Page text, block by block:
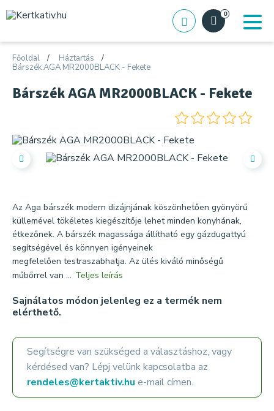
0
Főoldal
Háztartás
Bárszék AGA MR2000BLACK - Fekete
Bárszék AGA MR2000BLACK - Fekete
Az Aga bárszék modern dizájnjának köszönhetően gyönyörű
küllemével tökéletes kiegészítője lehet minden konyhának,
étkezőnek. A bárszék magassága állítható egy gázdugattyú
segítségével és könnyen igényeinek
megfelelően testraszabhatja. Az ülés kiváló minőségű
műbőrrel van ... Teljes leírás
Sajnálatos módon jelenleg ez a termék nem
elérthető.
Segítségre van szükséged a választáshoz, vagy
kérdésed van? Lépj velünk kapcsolatba az
rendeles@kertaktiv.hu e-mail címen.